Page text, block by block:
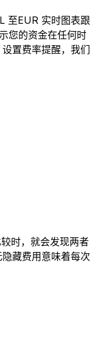
至EUR 实时图表跟
您的资金在任何时
置费率提醒，我们
时，就会发现两者
藏费用意味着每次